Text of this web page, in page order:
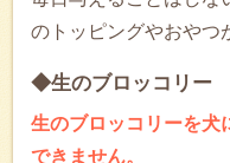
のトッピングやおやつ
◆生のブロッコリー
生のブロッコリーを犬
できません。